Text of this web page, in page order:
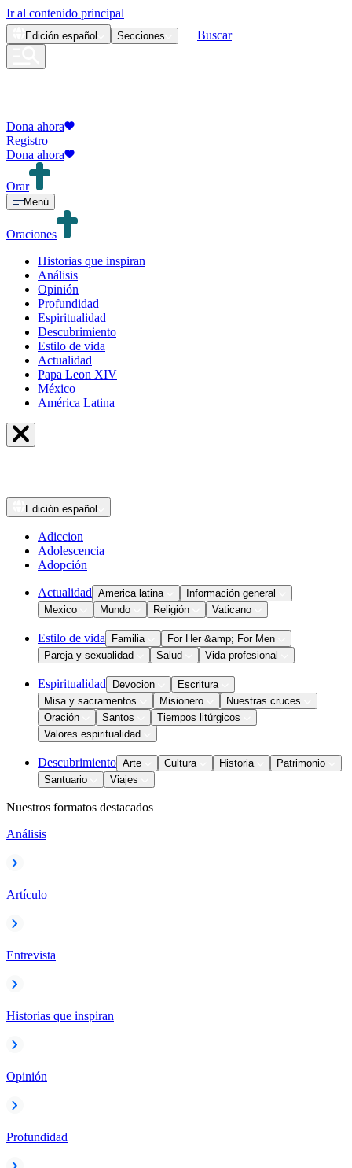
Ir al contenido principal
Edición español Secciones Buscar
Dona ahora
Registro
Dona ahora
Orar
Menú
Oraciones
Historias que inspiran
Análisis
Opinión
Profundidad
Espiritualidad
Descubrimiento
Estilo de vida
Actualidad
Papa Leon XIV
México
América Latina
Edición español
Adiccion
Adolescencia
Adopción
Actualidad America latina
Información general
Mexico
Mundo Religión Vaticano
Estilo de vida Familia
For Her &amp; For Men
Pareja y sexualidad
Salud Vida profesional
Espiritualidad Devocion
Escritura
Misa y sacramentos
Misionero
Nuestras cruces
Oración
Santos
Tiempos litúrgicos
Valores espiritualidad
Descubrimiento Arte Cultura Historia
Patrimonio
Santuario
Viajes
Nuestros formatos destacados
Análisis
Artículo
Entrevista
Historias que inspiran
Opinión
Profundidad